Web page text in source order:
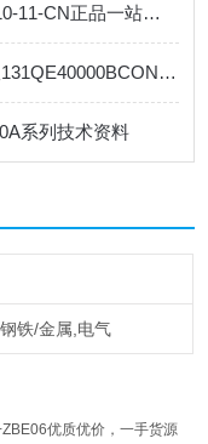
Bently本特利传感器330104-15-25-10-11-CN正品一站式直发
安萨尔多ANSALDO直流控制器C板131QE40000BCONDBE系列技术资料
系列技术资料
铁/金属,电气
优质优价，一手货源